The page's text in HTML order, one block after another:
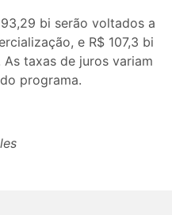
bi serão voltados a
e R$ 107,3 bi
taxas de juros variam
programa.